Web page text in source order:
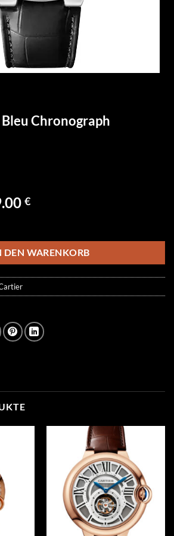
Chronograph
€
€Aktueller
269.00 €.
DEN WARENKORB